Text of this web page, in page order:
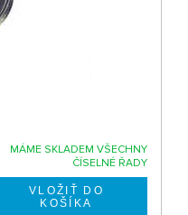
MÁME SKLADEM VŠECHNY
ČÍSELNÉ ŘADY